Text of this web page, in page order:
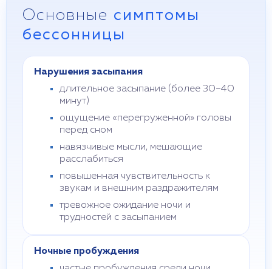
Основные симптомы
бессонницы
Нарушения засыпания
длительное засыпание (более 30–40
минут)
ощущение «перегруженной» головы
перед сном
навязчивые мысли, мешающие
расслабиться
повышенная чувствительность к
звукам и внешним раздражителям
тревожное ожидание ночи и
трудностей с засыпанием
Ночные пробуждения